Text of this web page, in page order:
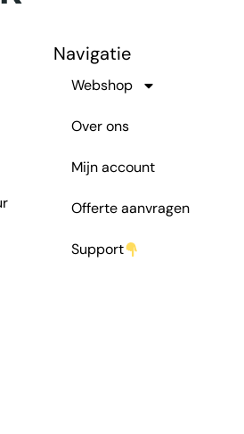
Navigatie
Webshop
Over ons
Mijn account
Offerte aanvragen
Support